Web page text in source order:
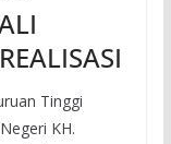
Tinggi
KH.